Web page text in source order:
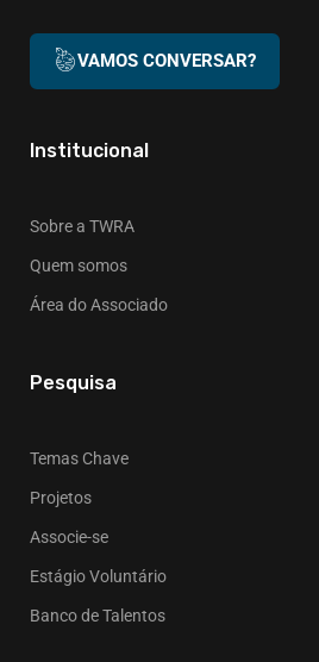
VAMOS CONVERSAR?
Institucional
Sobre a TWRA
Quem somos
Área do Associado
Pesquisa
Temas Chave
Projetos
Associe-se
Estágio Voluntário
Banco de Talentos